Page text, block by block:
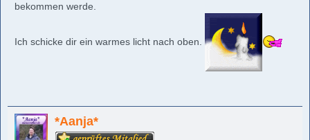
bekommen werde.
Ich schicke dir ein warmes licht nach oben.
*Aanja*